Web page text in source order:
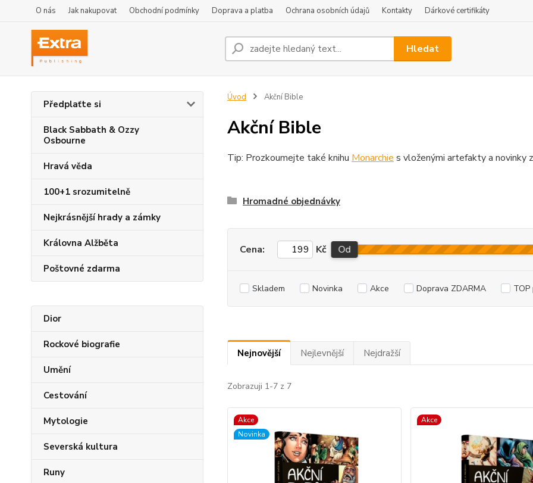
O nás Jak nakupovat Obchodní podmínky Doprava a platba Ochrana osobních údajů Kontakty Dárkové certifikáty
Hledat
Předplaťte si
Black Sabbath & Ozzy
Osbourne
Hravá věda
100+1 srozumitelně
Nejkrásnější hrady a zámky
Královna Alžběta
Poštovné zdarma
Dior
Rockové biografie
Umění
Cestování
Mytologie
Severská kultura
Runy
Úvod Akční Bible
Akční Bible
Tip: Prozkoumejte také knihu Monarchie s vloženými artefakty a novinky
Hromadné objednávky
Cena: Kč Od
Skladem Novinka Akce Doprava ZDARMA
Nejnovější Nejlevnější Nejdražší
Zobrazuji 1-7 z 7
Akce
Novinka
Akce